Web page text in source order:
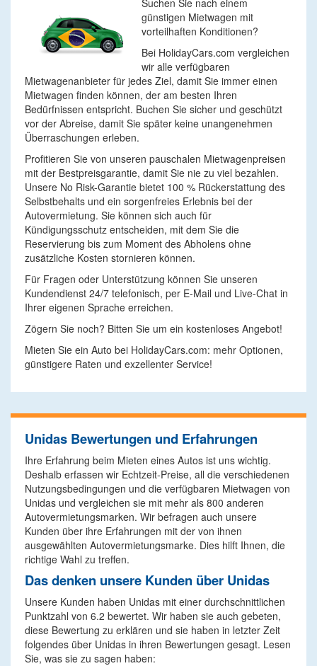
Suchen Sie nach einem
günstigen Mietwagen mit
vorteilhaften Konditionen?
Bei HolidayCars.com vergleichen
wir alle verfügbaren
Mietwagenanbieter für jedes Ziel, damit Sie immer einen
Mietwagen finden können, der am besten Ihren
Bedürfnissen entspricht. Buchen Sie sicher und geschützt
vor der Abreise, damit Sie später keine unangenehmen
Überraschungen erleben.
Profitieren Sie von unseren pauschalen Mietwagenpreisen
mit der Bestpreisgarantie, damit Sie nie zu viel bezahlen.
Unsere No Risk-Garantie bietet 100 % Rückerstattung des
Selbstbehalts und ein sorgenfreies Erlebnis bei der
Autovermietung. Sie können sich auch für
Kündigungsschutz entscheiden, mit dem Sie die
Reservierung bis zum Moment des Abholens ohne
zusätzliche Kosten stornieren können.
Für Fragen oder Unterstützung können Sie unseren
Kundendienst 24/7 telefonisch, per E-Mail und Live-Chat in
Ihrer eigenen Sprache erreichen.
Zögern Sie noch? Bitten Sie um ein kostenloses Angebot!
Mieten Sie ein Auto bei HolidayCars.com: mehr Optionen,
günstigere Raten und exzellenter Service!
Unidas Bewertungen und Erfahrungen
Ihre Erfahrung beim Mieten eines Autos ist uns wichtig.
Deshalb erfassen wir Echtzeit-Preise, all die verschiedenen
Nutzungsbedingungen und die verfügbaren Mietwagen von
Unidas und vergleichen sie mit mehr als 800 anderen
Autovermietungsmarken. Wir befragen auch unsere
Kunden über ihre Erfahrungen mit der von ihnen
ausgewählten Autovermietungsmarke. Dies hilft Ihnen, die
richtige Wahl zu treffen.
Das denken unsere Kunden über Unidas
Unsere Kunden haben Unidas mit einer durchschnittlichen
Punktzahl von 6.2 bewertet. Wir haben sie auch gebeten,
diese Bewertung zu erklären und sie haben in letzter Zeit
folgendes über Unidas in ihren Bewertungen gesagt. Lesen
Sie, was sie zu sagen haben: